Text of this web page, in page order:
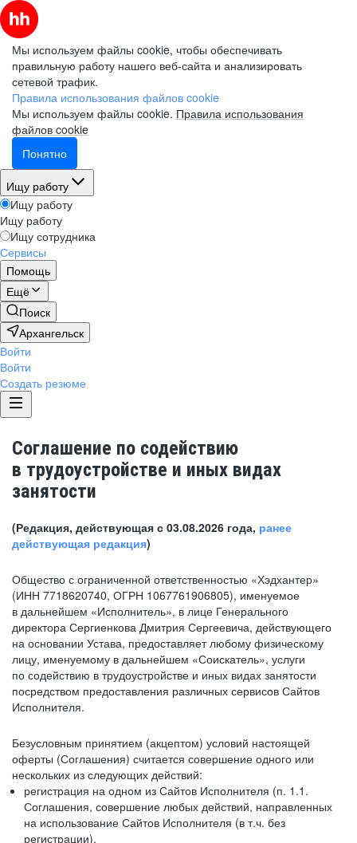
Мы используем файлы cookie, чтобы обеспечивать
правильную работу нашего веб-сайта и анализировать
сетевой трафик.
Правила использования файлов cookie
Мы используем файлы cookie. Правила использования
файлов cookie
Понятно
Ищу работу
Ищу работу
Ищу работу
Ищу сотрудника
Сервисы
Помощь
Ещё
Поиск
Архангельск
Войти
Войти
Создать резюме
Соглашение по содействию
в трудоустройстве и иных видах
занятости
(Редакция, действующая с 03.08.2026 года, ранее
действующая редакция)
Общество с ограниченной ответственностью «Хэдхантер»
(ИНН 7718620740, ОГРН 1067761906805), именуемое
в дальнейшем «Исполнитель», в лице Генерального
директора Сергиенкова Дмитрия Сергеевича, действующего
на основании Устава, предоставляет любому физическому
лицу, именуемому в дальнейшем «Соискатель», услуги
по содействию в трудоустройстве и иных видах занятости
посредством предоставления различных сервисов Сайтов
Исполнителя.
Безусловным принятием (акцептом) условий настоящей
оферты (Соглашения) считается совершение одного или
нескольких из следующих действий:
регистрация на одном из Сайтов Исполнителя (п. 1.1.
Соглашения, совершение любых действий, направленных
на использование Сайтов Исполнителя (в т.ч. без
регистрации),